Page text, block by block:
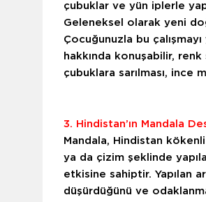
çubuklar ve yün iplerle
Geleneksel olarak yeni
Çocuğunuzla bu
hakkında konuşabilir, renk
çubuklara sarılması, ince
3. Hindistan’ın Mandala
Mandala, Hindistan
ya da çizim şeklinde
etkisine sahiptir. Yapılan
düşürdüğünü ve